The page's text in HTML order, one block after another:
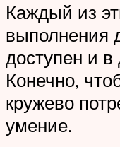
Каждый из
выполнения
доступен и
Конечно,
кружево
умение.